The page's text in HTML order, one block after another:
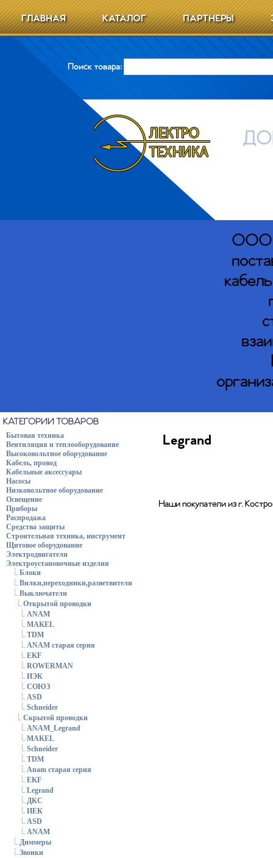
ГЛАВНАЯ КАТАЛОГ ПАРТНЕРЫ
Поиск товара:
ООО
КАТЕГОРИИ ТОВАРОВ
Бытовая техника
Вентиляция и теплооборудование
Высоковольтное оборудование
Кабель, провод
Кабельные аксессуары
Насосы
Низковольтное оборудование
Освещение
Приборы
Распродажа
Средства защиты
Строительная техника, инструмент
Щитовое оборудование
Электродвигатели
Электроустановочные изделия
Блоки
Вилки,переходники,разветвители
Выключатели
Открытой проводки
ANAM
MAKEL
TDM
ANAM старая серия
EKF
ROWERMAN
ИЭК
СОЮЗ
ASD
Schneider
Скрытой проводки
ANAM_Legrand
MAKEL
Schneider
TDM
Anam старая серия
EKF
Legrand
ДКС
ИЕК
ASD
ANAM
Диммеры
Звонки
Legrand
Наши покупатели из г.